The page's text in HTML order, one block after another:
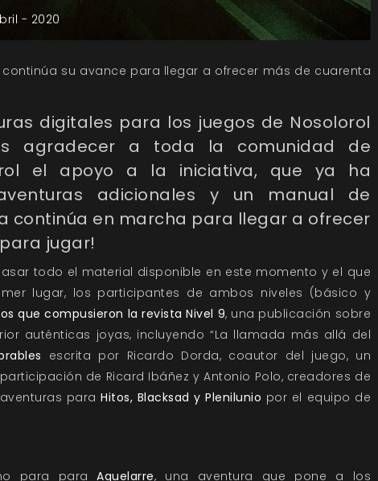
- 2020
su avance para llegar a ofrecer más de cuarenta
digitales para los juegos de Nosolorol
agradecer a toda la comunidad de
el apoyo a la iniciativa, que ya ha
adicionales y un manual de
continúa en marcha para llegar a ofrecer
jugar!
todo el material disponible en este momento y el que
lugar, los participantes de ambos niveles (básico y
que compusieron la revista Nivel 9, una publicación sobre
auténticas joyas, incluyendo “La llamada más allá del
escrita por Ricardo Dorda, coautor del juego, un
de Ricard Ibáñez y Antonio Polo, creadores de
paraHitos, Blacksad y Plenilunio por el equipo de
para paraAquelarre, una aventura que pone a los